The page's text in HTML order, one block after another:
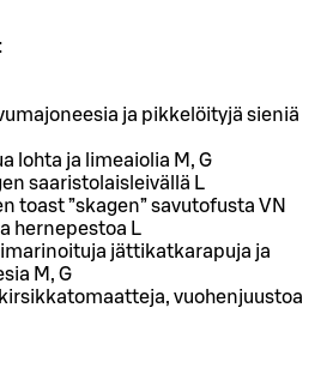
ja pikkelöityjä sieniä
lohta ja limeaiolia M, G
saaristolaisleivällä L
toast ”skagen” savutofusta VN
hernepestoa L
jättikatkarapuja ja
M, G
vuohenjuustoa